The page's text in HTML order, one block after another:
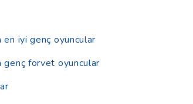
iyi genç oyuncular
genç forvet oyuncular